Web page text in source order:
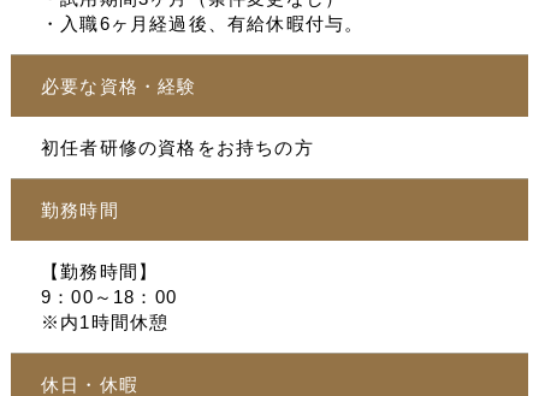
・入職6ヶ月経過後、有給休暇付与。
必要な資格・経験
初任者研修の資格をお持ちの方
勤務時間
【勤務時間】
9：00～18：00
※内1時間休憩
休日・休暇